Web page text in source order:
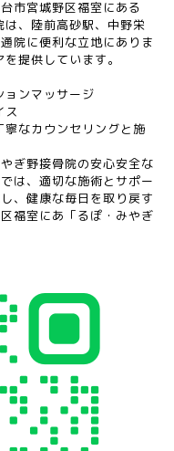
市宮城野区福室にある
は、陸前高砂駅、中野栄
院に便利な立地にありま
提供しています。
ョンマッサージ
ス
なカウンセリングと施
ぎ野接骨院の安心安全な
は、適切な施術とサポー
、健康な毎日を取り戻す
福室にあ「るぽ・みやぎ